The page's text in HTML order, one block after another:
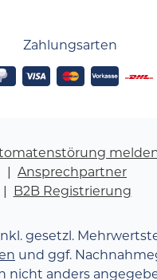
Zahlungsarten
Ansprechpartner
B2B Registrierung
gesetzl.
und ggf.
nicht anders